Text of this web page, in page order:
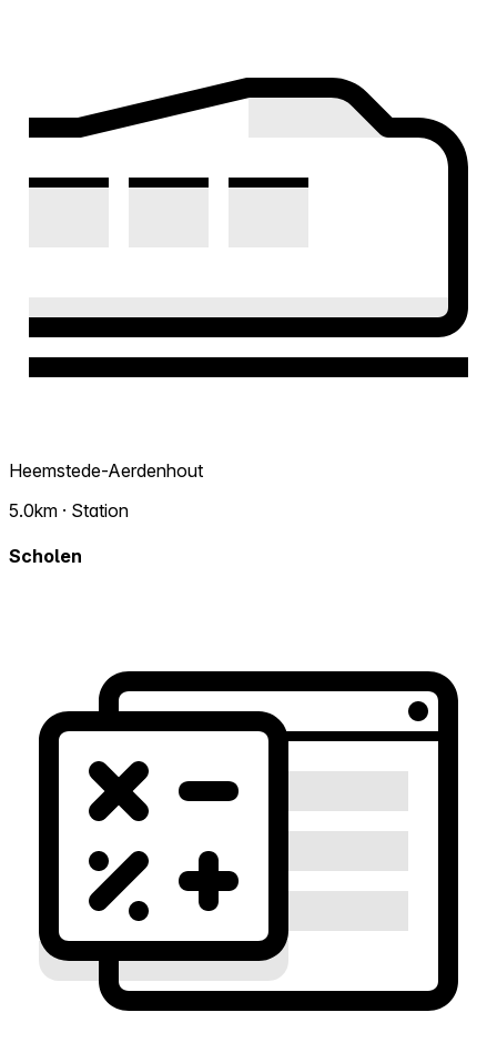
Heemstede-Aerdenhout
5.0km · Station
Scholen